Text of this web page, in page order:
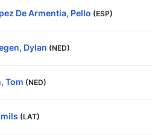
De Armentia, Pello (ESP)
Dylan (NED)
Tom (NED)
(LAT)